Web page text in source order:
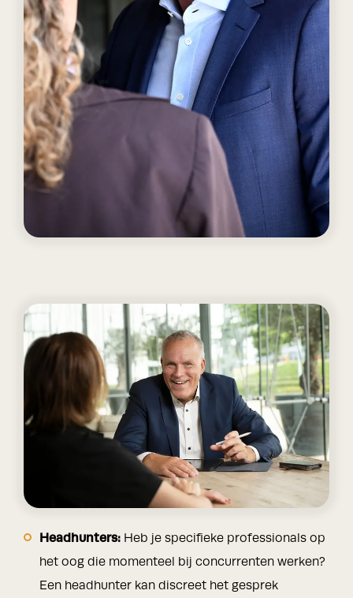
Headhunters: Heb je specifieke professionals op
het oog die momenteel bij concurrenten werken?
Een headhunter kan discreet het gesprek